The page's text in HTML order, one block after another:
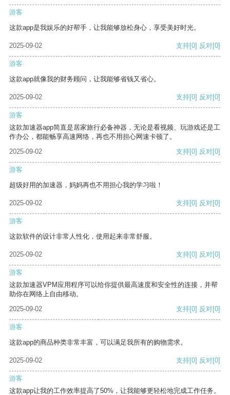
游客
这款app是我娱乐的好帮手，让我能够放松身心，享受美好时光。
2025-09-02 支持[0] 反对[0]
游客
这款app就像我的财务顾问，让我能够省钱又省心。
2025-09-02 支持[0] 反对[0]
游客
这款加速器app简直是居家旅行必备神器，无论是看视频、玩游戏还是工
作办公，都能畅享高速网络，再也不用担心网速卡顿了。
2025-09-02
支持[0] 反对[0]
游客
超级好用的加速器，妈妈再也不用担心我的学习啦！
2025-09-02 支持[0] 反对[0]
游客
这款软件的设计非常人性化，使用起来非常舒服。
2025-09-02 支持[0] 反对[0]
游客
这款加速器VPM应用程序可以给你提供最高速度和安全性的连接，并帮
助你在网络上自由移动。
2025-09-02
支持[0] 反对[0]
游客
这款app的商品种类非常丰富，可以满足我所有的购物需求。
2025-09-02 支持[0] 反对[0]
游客
这款app让我的工作效率提高了50%，让我能够更轻松地完成工作任务。